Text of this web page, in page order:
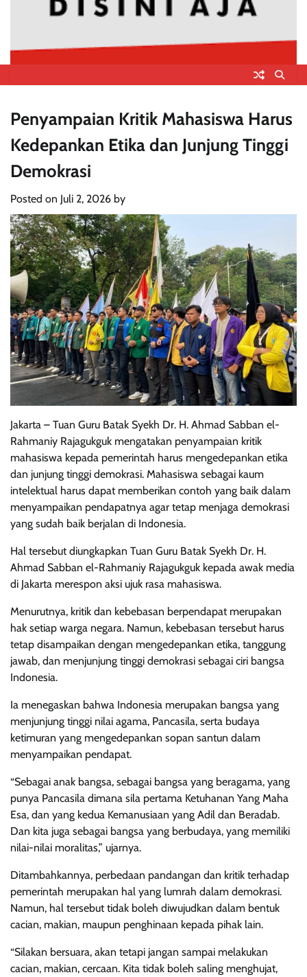
Penyampaian Kritik Mahasiswa Harus
Kedepankan Etika dan Junjung Tinggi
Demokrasi
Posted on Juli 2, 2026 by
Jakarta – Tuan Guru Batak Syekh Dr. H. Ahmad Sabban el-
Rahmaniy Rajagukguk mengatakan penyampaian kritik
mahasiswa kepada pemerintah harus mengedepankan etika
dan junjung tinggi demokrasi. Mahasiswa sebagai kaum
intelektual harus dapat memberikan contoh yang baik dalam
menyampaikan pendapatnya agar tetap menjaga demokrasi
yang sudah baik berjalan di Indonesia.
Hal tersebut diungkapkan Tuan Guru Batak Syekh Dr. H.
Ahmad Sabban el-Rahmaniy Rajagukguk kepada awak media
di Jakarta merespon aksi ujuk rasa mahasiswa.
Menurutnya, kritik dan kebebasan berpendapat merupakan
hak setiap warga negara. Namun, kebebasan tersebut harus
tetap disampaikan dengan mengedepankan etika, tanggung
jawab, dan menjunjung tinggi demokrasi sebagai ciri bangsa
Indonesia.
Ia menegaskan bahwa Indonesia merupakan bangsa yang
menjunjung tinggi nilai agama, Pancasila, serta budaya
ketimuran yang mengedepankan sopan santun dalam
menyampaikan pendapat.
“Sebagai anak bangsa, sebagai bangsa yang beragama, yang
punya Pancasila dimana sila pertama Ketuhanan Yang Maha
Esa, dan yang kedua Kemanusiaan yang Adil dan Beradab.
Dan kita juga sebagai bangsa yang berbudaya, yang memiliki
nilai-nilai moralitas,” ujarnya.
Ditambahkannya, perbedaan pandangan dan kritik terhadap
pemerintah merupakan hal yang lumrah dalam demokrasi.
Namun, hal tersebut tidak boleh diwujudkan dalam bentuk
cacian, makian, maupun penghinaan kepada pihak lain.
“Silakan bersuara, akan tetapi jangan sampai melakukan
cacian, makian, cercaan. Kita tidak boleh saling menghujat,